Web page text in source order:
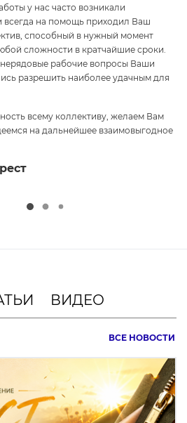
у нас часто возникали
всегда на помощь приходил Ваш
способный в нужный момент
сложности в кратчайшие сроки.
рабочие вопросы Ваши
разрешить наиболее удачным для
всему коллективу, желаем Вам
на дальнейшее взаимовыгодное
ВИДЕО
ВСЕ НОВОСТИ